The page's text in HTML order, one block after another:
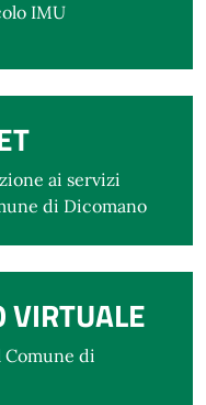
IMU
ai servizi
di Dicomano
VIRTUALE
di